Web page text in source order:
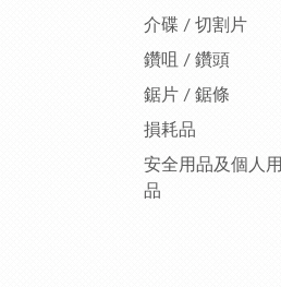
介碟 / 切割片
鑽咀 / 鑽頭
鋸片 / 鋸條
損耗品
安全用品及個人用
品